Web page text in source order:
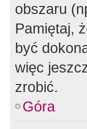
obszaru
Pamiętaj,
być
więc
zrobić.
Góra